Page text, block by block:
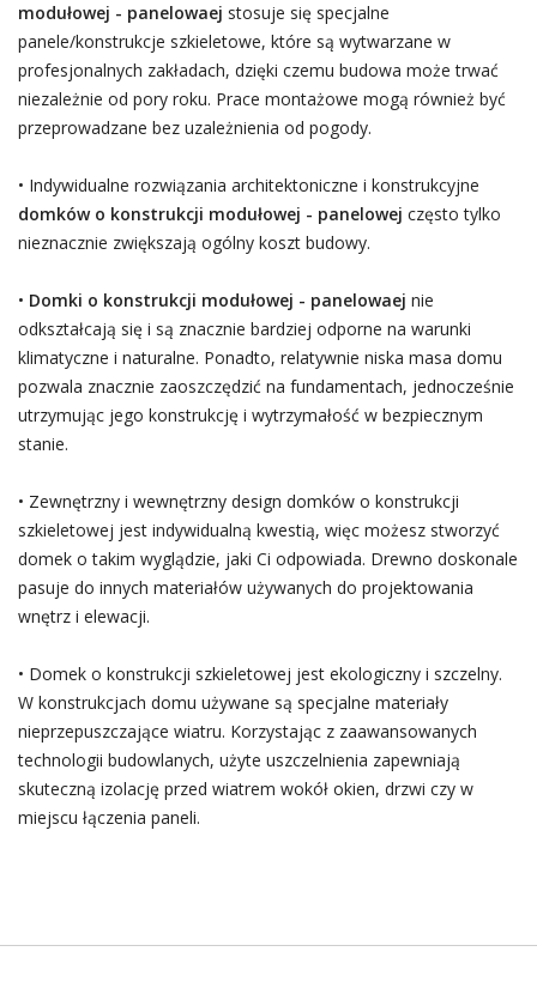
modułowej - panelowaej stosuje się specjalne
panele/konstrukcje szkieletowe, które są wytwarzane w
profesjonalnych zakładach, dzięki czemu budowa może trwać
niezależnie od pory roku. Prace montażowe mogą również być
przeprowadzane bez uzależnienia od pogody.
• Indywidualne rozwiązania architektoniczne i konstrukcyjne
domków o konstrukcji modułowej - panelowej często tylko
nieznacznie zwiększają ogólny koszt budowy.
• Domki o konstrukcji modułowej - panelowaej nie
odkształcają się i są znacznie bardziej odporne na warunki
klimatyczne i naturalne. Ponadto, relatywnie niska masa domu
pozwala znacznie zaoszczędzić na fundamentach, jednocześnie
utrzymując jego konstrukcję i wytrzymałość w bezpiecznym
stanie.
• Zewnętrzny i wewnętrzny design domków o konstrukcji
szkieletowej jest indywidualną kwestią, więc możesz stworzyć
domek o takim wyglądzie, jaki Ci odpowiada. Drewno doskonale
pasuje do innych materiałów używanych do projektowania
wnętrz i elewacji.
• Domek o konstrukcji szkieletowej jest ekologiczny i szczelny.
W konstrukcjach domu używane są specjalne materiały
nieprzepuszczające wiatru. Korzystając z zaawansowanych
technologii budowlanych, użyte uszczelnienia zapewniają
skuteczną izolację przed wiatrem wokół okien, drzwi czy w
miejscu łączenia paneli.